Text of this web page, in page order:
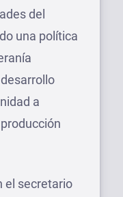
del
una política
a
el secretario